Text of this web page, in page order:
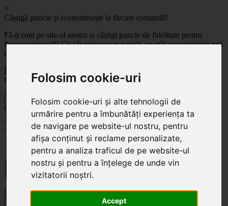
Folosim cookie-uri
Folosim cookie-uri și alte tehnologii de
urmărire pentru a îmbunătăți experiența ta
de navigare pe website-ul nostru, pentru
afișa conținut și reclame personalizate,
pentru a analiza traficul de pe website-ul
nostru și pentru a înțelege de unde vin
vizitatorii noștri.
Accept
×
Câștigă puncte și economisește la fiecare comandă!
Fă-ți cont pe site-ul nostru și câștigi puncte de fidelitate pentru
fiecare comandă! Cu cât comanzi mai mult, cu atât economisești mai
mult!
Înregistrează-te acum
Celoplast
Celoplast
Transportul este GRATUIT pentru comenzile mai mari de 350 Lei. Comanda minimă în
valoare de 100 Lei. Expediere în 1 - 2 zile lucrătoare.
0